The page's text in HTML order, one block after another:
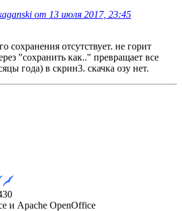
от 13 июля 2017, 23:45
сохранения отсутствует. не горит
"сохранить как.." превращает все
года) в скрин3. скачка озу нет.
и Apache OpenOffice